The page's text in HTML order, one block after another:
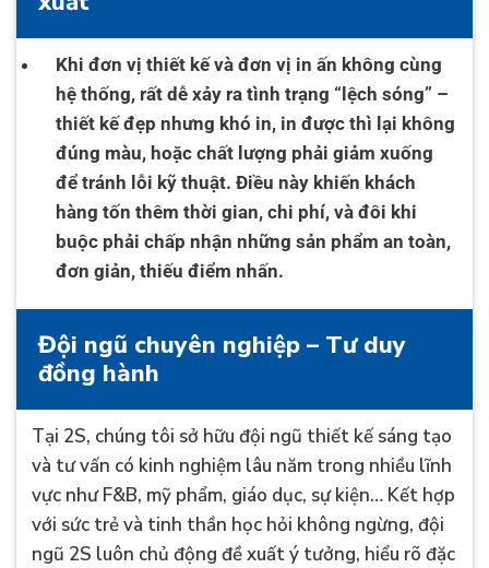
Khi đơn vị thiết kế và đơn vị in ấn không cùng
hệ thống, rất dễ xảy ra tình trạng “lệch sóng” –
thiết kế đẹp nhưng khó in, in được thì lại không
đúng màu, hoặc chất lượng phải giảm xuống
để tránh lỗi kỹ thuật. Điều này khiến khách
hàng tốn thêm thời gian, chi phí, và đôi khi
buộc phải chấp nhận những sản phẩm an toàn,
đơn giản, thiếu điểm nhấn.
Đội ngũ chuyên nghiệp – Tư duy
đồng hành
Tại 2S, chúng tôi sở hữu đội ngũ thiết kế sáng tạo
và tư vấn có kinh nghiệm lâu năm trong nhiều lĩnh
vực như F&B, mỹ phẩm, giáo dục, sự kiện… Kết hợp
với sức trẻ và tinh thần học hỏi không ngừng, đội
ngũ 2S luôn chủ động đề xuất ý tưởng, hiểu rõ đặc